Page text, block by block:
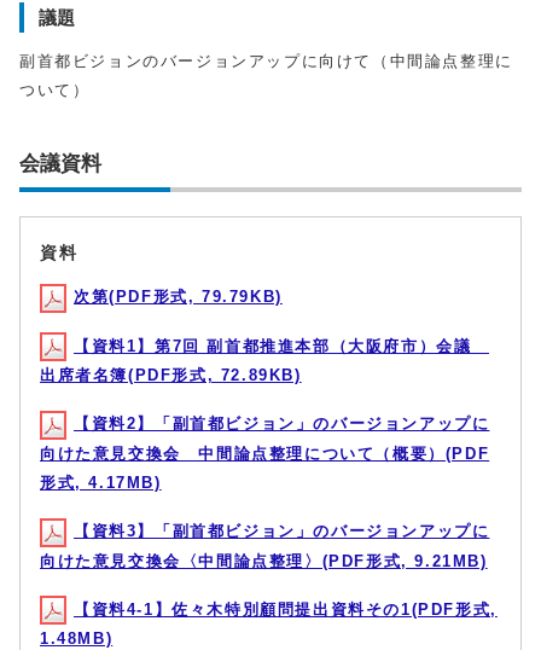
議題
副首都ビジョンのバージョンアップに向けて（中間論点整理に
ついて）
会議資料
資料
次第(PDF形式, 79.79KB)
【資料1】第7回 副首都推進本部（大阪府市）会議
出席者名簿(PDF形式, 72.89KB)
【資料2】「副首都ビジョン」のバージョンアップに
向けた意見交換会 中間論点整理について（概要）(PDF
形式, 4.17MB)
【資料3】「副首都ビジョン」のバージョンアップに
向けた意見交換会〈中間論点整理〉(PDF形式, 9.21MB)
【資料4-1】佐々木特別顧問提出資料その1(PDF形式,
1.48MB)